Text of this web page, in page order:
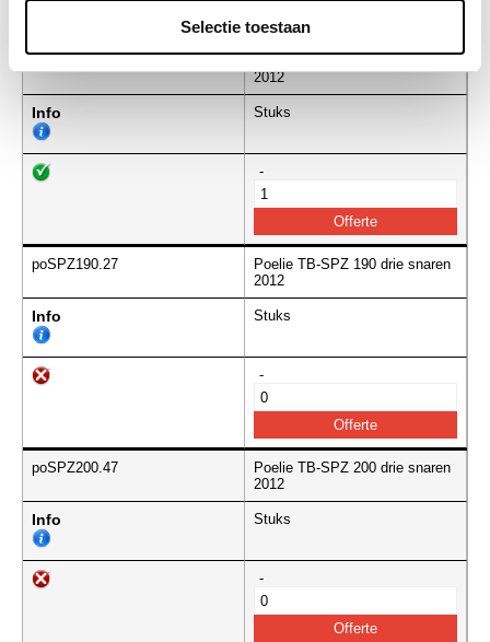
Selectie toestaan
2012
Info Stuks
-
poSPZ190.27
Poelie TB-SPZ 190 drie snaren
2012
Info Stuks
-
poSPZ200.47
Poelie TB-SPZ 200 drie snaren
2012
Info Stuks
-